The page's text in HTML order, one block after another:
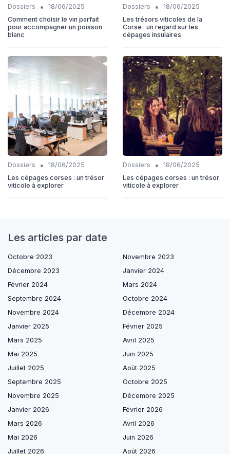
Dossiers •
18/06/2025
Comment choisir le vin parfait
pour accompagner un poisson
blanc
Dossiers •
18/06/2025
Les trésors viticoles de la
Corse : un regard sur les
cépages insulaires
Dossiers •
18/06/2025
Les cépages corses : un trésor
viticole à explorer
Dossiers •
18/06/2025
Les cépages corses : un trésor
viticole à explorer
Les articles par date
Octobre 2023
Novembre 2023
Décembre 2023
Janvier 2024
Février 2024
Mars 2024
Septembre 2024
Octobre 2024
Novembre 2024
Décembre 2024
Janvier 2025
Février 2025
Mars 2025
Avril 2025
Mai 2025
Juin 2025
Juillet 2025
Août 2025
Septembre 2025
Octobre 2025
Novembre 2025
Décembre 2025
Janvier 2026
Février 2026
Mars 2026
Avril 2026
Mai 2026
Juin 2026
Juillet 2026
Août 2026